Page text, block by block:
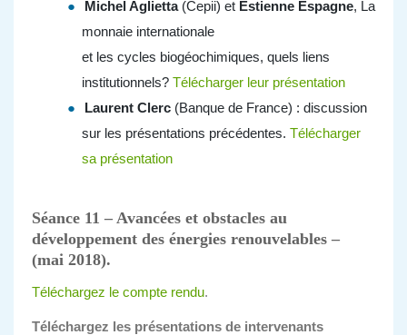
Michel Aglietta(Cepii) et Estienne Espagne, La
monnaie internationale
et les cycles biogéochimiques, quels liens
institutionnels? Télécharger leur présentation
Laurent Clerc(Banque de France) : discussion
sur les présentations précédentes. Télécharger
sa présentation
Séance 11 – Avancées et obstacles au
développement des énergies renouvelables –
(mai 2018).
Téléchargez le compte rendu.
Téléchargez les présentations de intervenants